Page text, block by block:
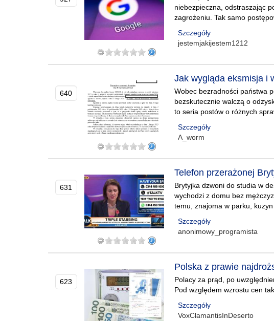
niebezpieczna, odstraszając
zagrożeniu. Tak samo
Szczegóły
jestemjakijestem1212
640
Jak wygląda eksmisja i
Wobec bezradności państwa
bezskutecznie walczą o
to seria postów o różnych
Szczegóły
A_worm
631
Telefon przerażonej
Brytyjka dzwoni do studia w
wychodzi z domu bez
temu, znajoma w parku,
Szczegóły
anonimowy_programista
623
Polska z prawie
Polacy za prąd, po
Pod względem wzrostu cen
Szczegóły
VoxClamantisInDeserto